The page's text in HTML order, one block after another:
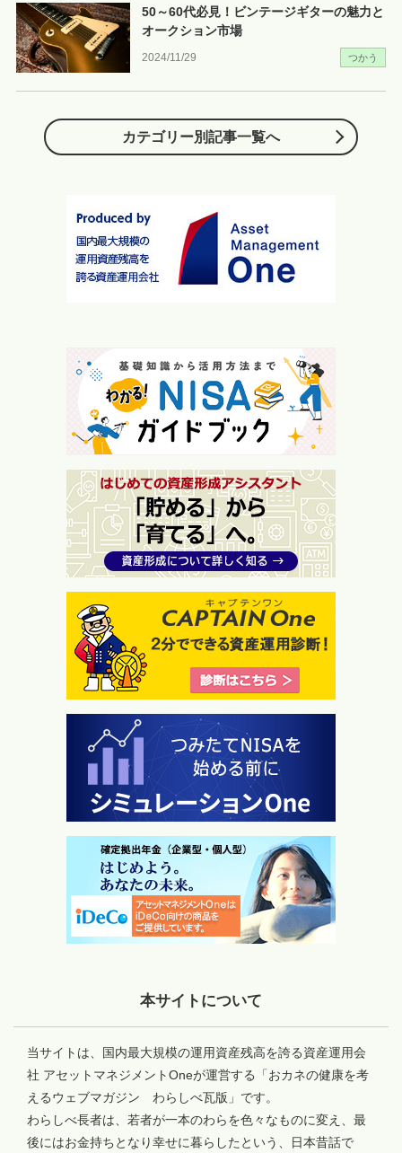
2024/11/29 つかう
50～60代必見！ビンテージギターの魅力と
オークション市場
カテゴリー別記事一覧へ
本サイトについて
当サイトは、国内最大規模の運用資産残高を誇る資産運用会
社 アセットマネジメントOneが運営する「おカネの健康を考
えるウェブマガジン わらしべ瓦版」です。
わらしべ長者は、若者が一本のわらを色々なものに変え、最
後にはお金持ちとなり幸せに暮らしたという、日本昔話で